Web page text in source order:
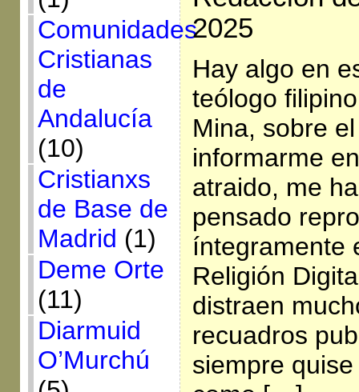
Comunidades
Cristianas
de
Andalucía
(10)
Cristianxs
de Base de
Madrid (1)
Deme Orte
(11)
Diarmuid
O’Murchú
2025
Hay algo en
teólogo
Mina, sobre
informarme
atraido, me
pensado
íntegramente
Religión
distraen
recuadros
siempre